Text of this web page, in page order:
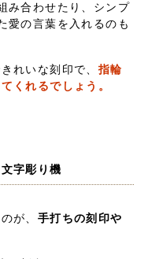
み合わせたり、シンプ
の言葉を入れるのも
れいな刻印で、 指輪
くれるでしょう。
字彫り機
が、 手打ちの刻印や